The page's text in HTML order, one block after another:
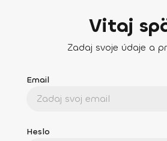
Vitaj
Zadaj svoje údaje a
Email
Heslo